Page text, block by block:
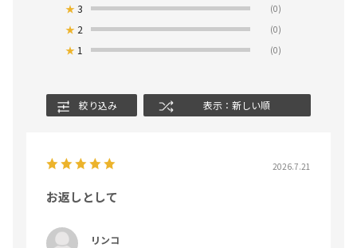
★3 (0)
★ 2 (0)
★ 1 (0)
絞り込み 表示：新しい順
2026.7.21
お返しとして
リンコ